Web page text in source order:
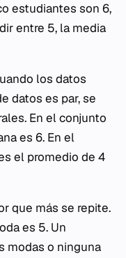
estudiantes son 6,
entre 5, la media
los datos
datos es par, se
En el conjunto
es 6. En el
el promedio de 4
que más se repite.
es 5. Un
modas o ninguna